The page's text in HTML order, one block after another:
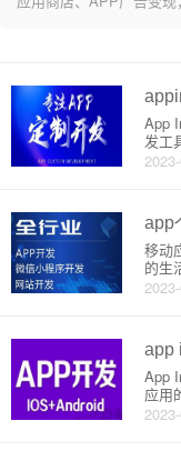
App
发工
育资
通
app
移动
的生
的个
呈
用
app
App
应用
础，